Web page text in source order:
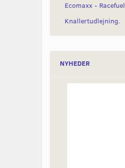
Ecomaxx - Racefuel
Knallertudlejning.
NYHEDER